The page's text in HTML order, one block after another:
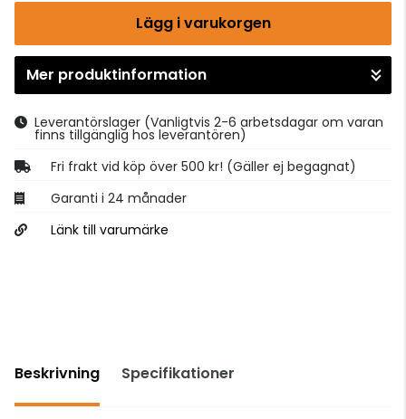
Lägg i varukorgen
Gå till kassan
Mer produktinformation
Leverantörslager (Vanligtvis 2-6 arbetsdagar om varan
finns tillgänglig hos leverantören)
Fri frakt vid köp över 500 kr! (Gäller ej begagnat)
Garanti i 24 månader
Länk till varumärke
Beskrivning Specifikationer